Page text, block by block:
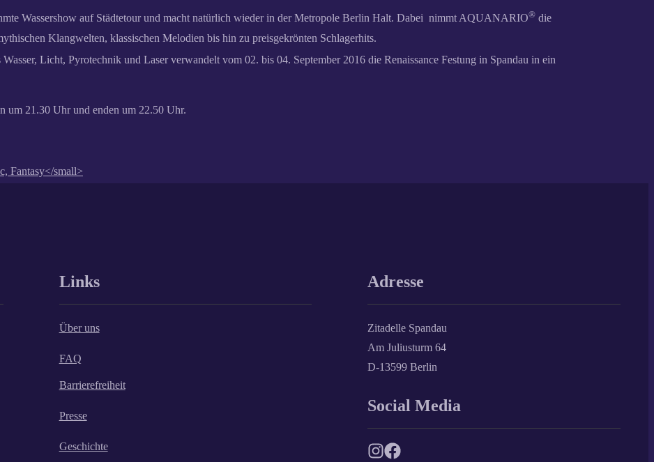
Wassershow auf Städtetour und macht natürlich wieder in der Metropole Berlin Halt. Dabei nimmt AQUANARIO® die
Klangwelten, klassischen Melodien bis hin zu preisgekrönten Schlagerhits.
Licht, Pyrotechnik und Laser verwandelt vom 02. bis 04. September 2016 die Renaissance Festung in Spandau in ein
um 21.30 Uhr und enden um 22.50 Uhr.
Links
Über uns
FAQ
Barrierefreiheit
Presse
Geschichte
Adresse
Zitadelle Spandau
Am Juliusturm 64
D-13599 Berlin
Social Media